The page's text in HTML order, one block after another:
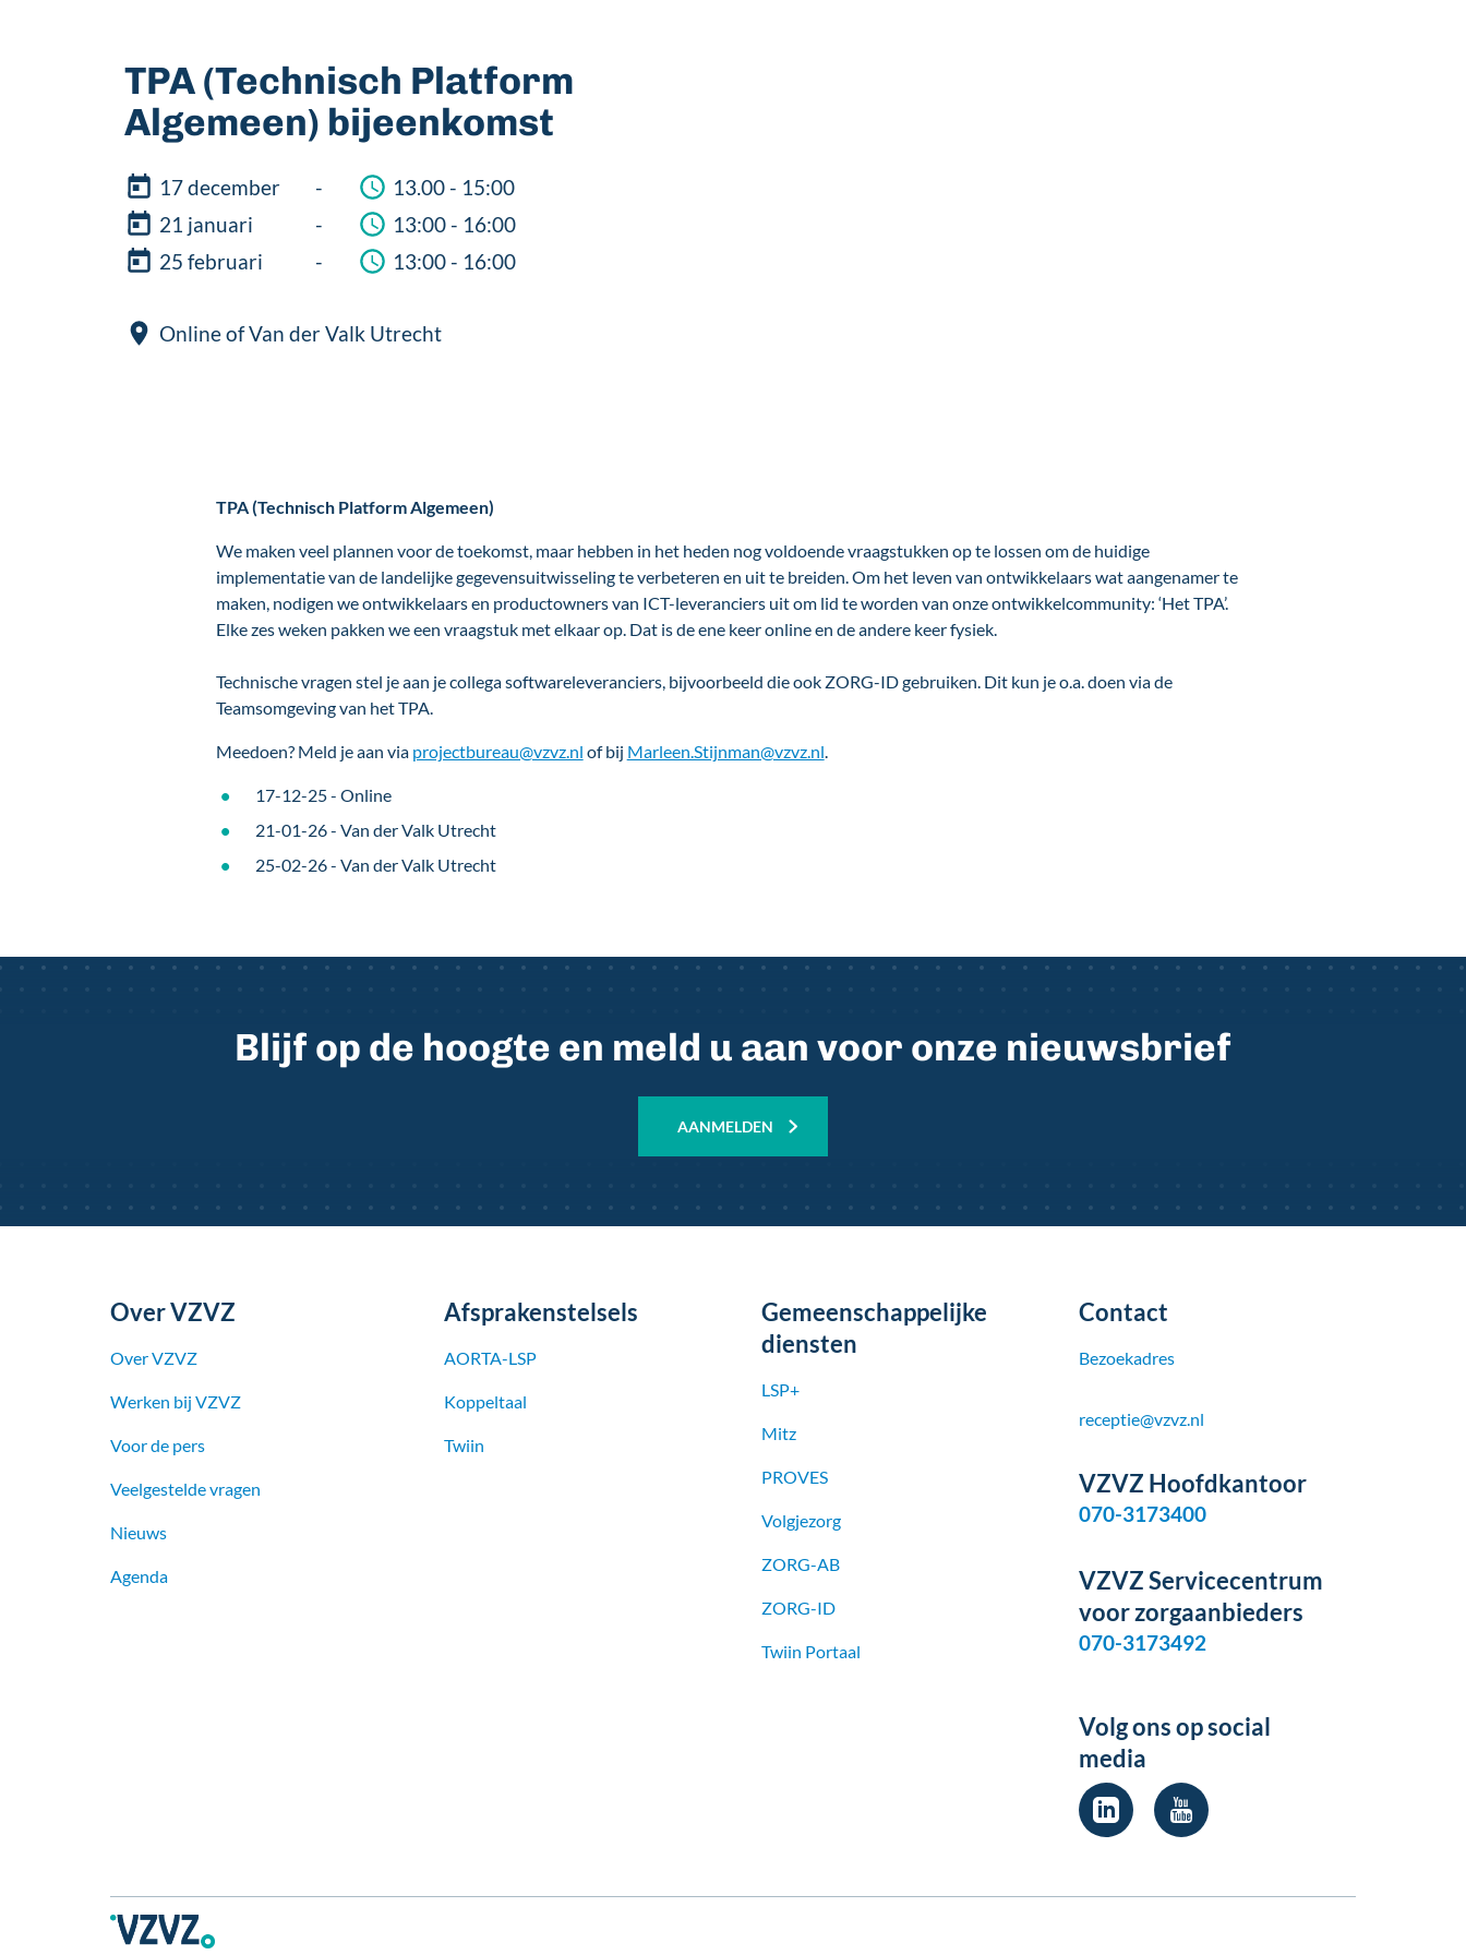
TPA (Technisch Platform
Algemeen) bijeenkomst
17 december -
13.00 - 15:00
21 januari
-
13:00 - 16:00
25 februari
- 13:00 - 16:00
Online of Van der Valk Utrecht
TPA (Technisch Platform Algemeen)
We maken veel plannen voor de toekomst, maar hebben in het heden nog voldoende vraagstukken op te lossen om de huidige
implementatie van de landelijke gegevensuitwisseling te verbeteren en uit te breiden. Om het leven van ontwikkelaars wat aangenamer te
maken, nodigen we ontwikkelaars en productowners van ICT-leveranciers uit om lid te worden van onze ontwikkelcommunity: ‘Het TPA’.
Elke zes weken pakken we een vraagstuk met elkaar op. Dat is de ene keer online en de andere keer fysiek.
Technische vragen stel je aan je collega softwareleveranciers, bijvoorbeeld die ook ZORG-ID gebruiken. Dit kun je o.a. doen via de
Teamsomgeving van het TPA.
Meedoen? Meld je aan via projectbureau@vzvz.nl of bij Marleen.Stijnman@vzvz.nl.
17-12-25 - Online
21-01-26 - Van der Valk Utrecht
25-02-26 - Van der Valk Utrecht
Blijf op de hoogte en meld u aan voor onze nieuwsbrief
AANMELDEN
Over VZVZ
Over VZVZ
Werken bij VZVZ
Voor de pers
Veelgestelde vragen
Nieuws
Agenda
Afsprakenstelsels
AORTA-LSP
Koppeltaal
Twiin
Gemeenschappelijke
diensten
LSP+
Mitz
PROVES
Volgjezorg
ZORG-AB
ZORG-ID
Twiin Portaal
Contact
Bezoekadres
receptie@vzvz.nl
VZVZ Hoofdkantoor
070-3173400
VZVZ Servicecentrum
voor zorgaanbieders
070-3173492
Volg ons op social
media